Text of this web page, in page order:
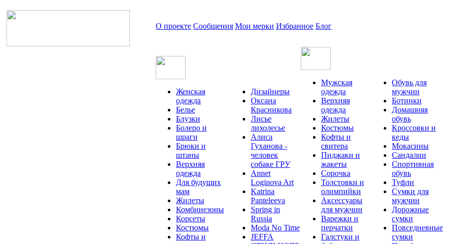
О проекте Сообщения Мои мерки Избранное Блог
Женская
одежда
Белье
Блузки
Болеро и
шраги
Брюки и
штаны
Верхняя
одежда
Для будущих
мам
Жилеты
Комбинезоны
Корсеты
Костюмы
Кофты и
Дизайнеры
Оксана
Красникова
Лисье
лихолесье
Алиса
Гуханова -
человек
собаке ГРУ
Annet
Loginova Art
Katrina
Panteleeva
Spring in
Russia
Moda No Time
JEFFA
Мужская
одежда
Верхняя
одежда
Жилеты
Костюмы
Кофты и
свитера
Пиджаки и
жакеты
Сорочка
Толстовки и
олимпийки
Аксессуары
для мужчин
Варежки и
перчатки
Галстуки и
Обувь для
мужчин
Ботинки
Домашняя
обувь
Кроссовки и
кеды
Мокасины
Сандалии
Спортивная
обувь
Туфли
Сумки для
мужчин
Дорожные
сумки
Повседневные
сумки